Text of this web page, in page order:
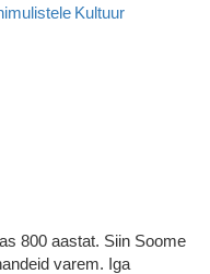
Kultuur
800 aastat. Siin Soome
varem. Iga